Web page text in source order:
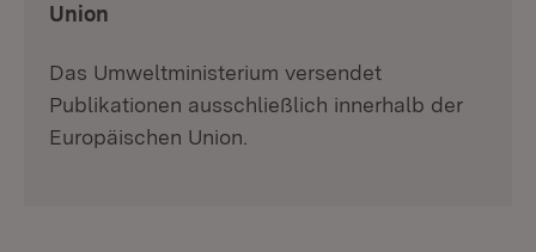
Union
Das Umweltministerium versendet
Publikationen ausschließlich innerhalb der
Europäischen Union.